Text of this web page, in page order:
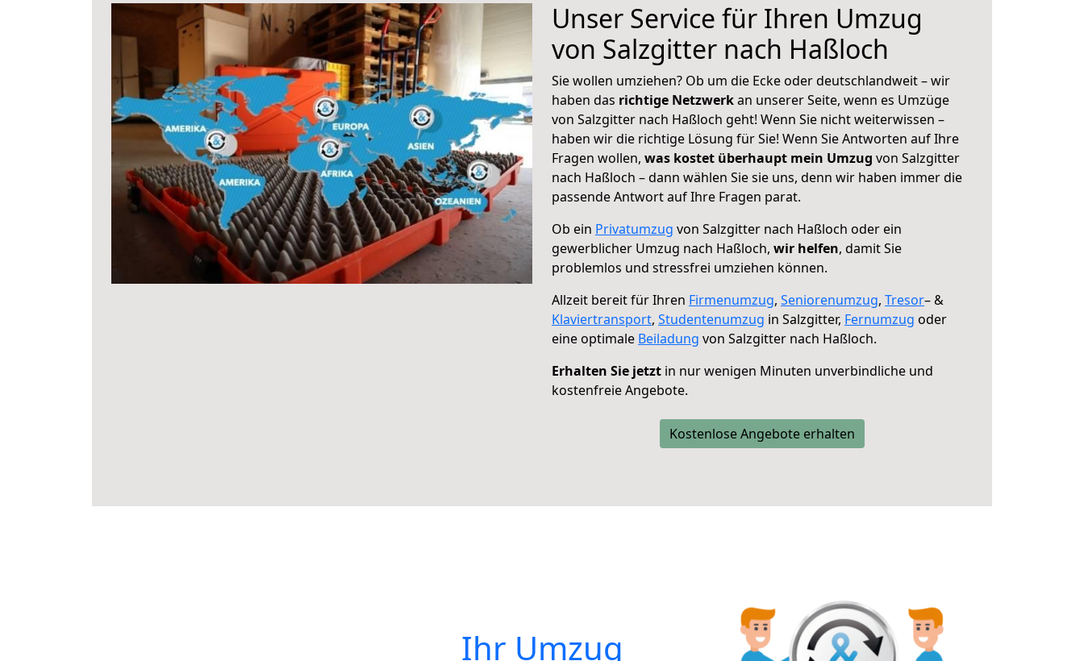
Unser Service für Ihren Umzug
von Salzgitter nach Haßloch
Sie wollen umziehen? Ob um die Ecke oder deutschlandweit – wir
haben das richtige Netzwerkan unserer Seite, wenn es Umzüge
von Salzgitter nach Haßloch geht! Wenn Sie nicht weiterwissen –
haben wir die richtige Lösung für Sie! Wenn Sie Antworten auf Ihre
Fragen wollen, was kostet überhaupt mein Umzug von Salzgitter
nach Haßloch – dann wählen Sie sie uns, denn wir haben immer die
passende Antwort auf Ihre Fragen parat.
Ob ein Privatumzug von Salzgitter nach Haßloch oder ein
gewerblicher Umzug nach Haßloch, wir helfen, damit Sie
problemlos und stressfrei umziehen können.
Allzeit bereit für Ihren Firmenumzug, Seniorenumzug, Tresor– &
Klaviertransport, Studentenumzug in Salzgitter, Fernumzug oder
eine optimale Beiladung von Salzgitter nach Haßloch.
Erhalten Sie jetzt in nur wenigen Minuten unverbindliche und
kostenfreie Angebote.
Kostenlose Angebote erhalten
Ihr Umzug